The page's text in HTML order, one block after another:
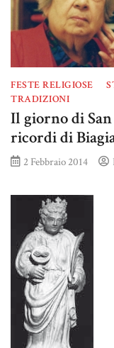
FESTE RELIGIOSE
TRADIZIONI
Il giorno di
ricordi di
2 Febbraio 2014